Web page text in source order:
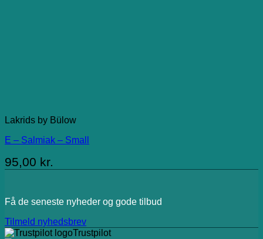
Lakrids by Bülow
E – Salmiak – Small
95,00 kr.
Få de seneste nyheder og gode tilbud
Tilmeld nyhedsbrev
Trustpilot